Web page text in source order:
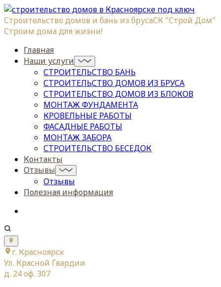
Строительство домов и бань из брусаСК "Строй Дом"
Строим дома для жизни!
Главная
Наши услуги
СТРОИТЕЛЬСТВО БАНЬ
СТРОИТЕЛЬСТВО ДОМОВ ИЗ БРУСА
СТРОИТЕЛЬСТВО ДОМОВ ИЗ БЛОКОВ
МОНТАЖ ФУНДАМЕНТА
КРОВЕЛЬНЫЕ РАБОТЫ
ФАСАДНЫЕ РАБОТЫ
МОНТАЖ ЗАБОРА
СТРОИТЕЛЬСТВО БЕСЕДОК
Контакты
Отзывы
Отзывы
Полезная информация
г. Красноярск
Ул. Красной Гвардии
д. 24 оф. 307